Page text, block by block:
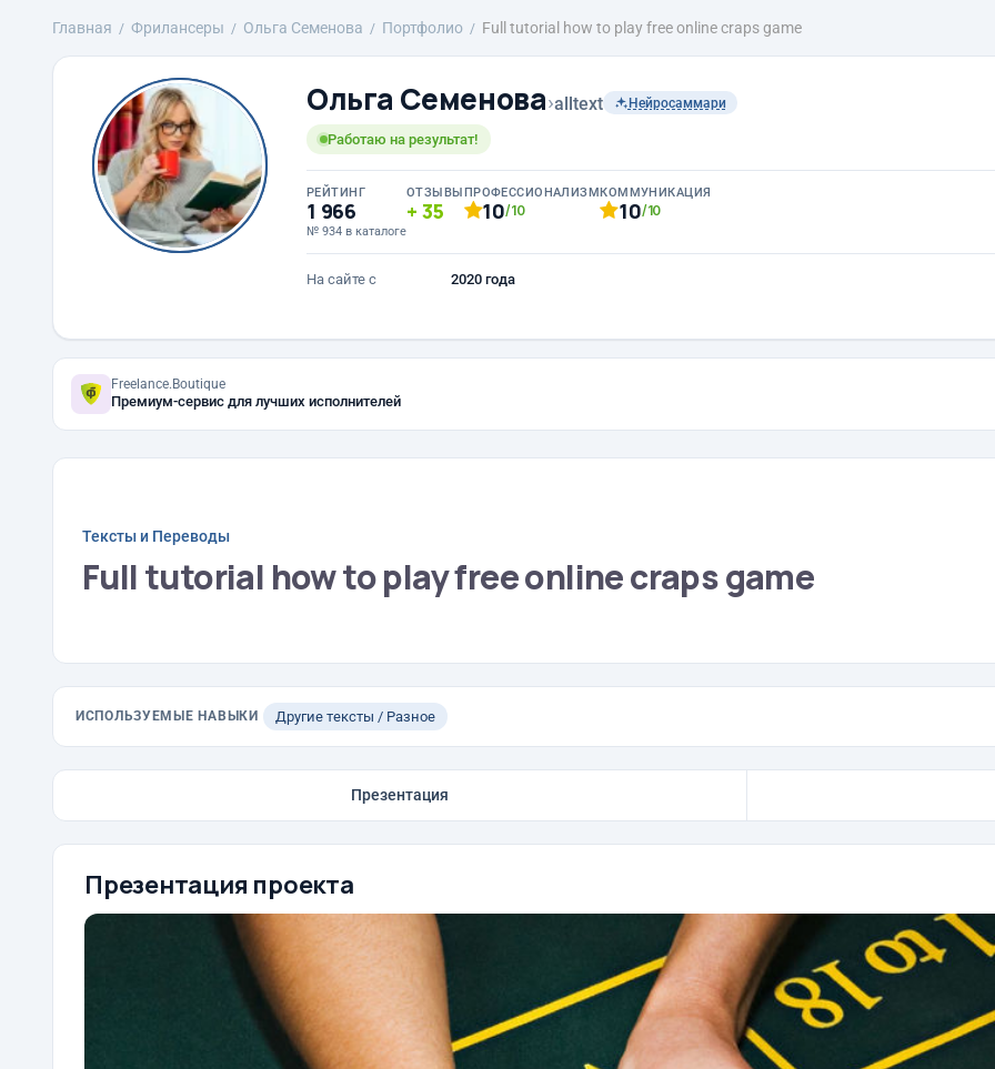
Главная Фрилансеры Ольга Семенова Портфолио Full tutorial how to play free online craps game
Ольга Семенова›alltext Нейросаммари
Работаю на результат!
РЕЙТИНГ
1 966
№ 934 в каталоге
ОТЗЫВЫ
35
ПРОФЕССИОНАЛИЗМ
10/10
КОММУНИКАЦИЯ
10/10
На сайте с 2020 года
Freelance.Boutique
Премиум-сервис для лучших исполнителей
Тексты и Переводы
Full tutorial how to play free online craps game
ИСПОЛЬЗУЕМЫЕ НАВЫКИ Другие тексты / Разное
Презентация
Презентация проекта